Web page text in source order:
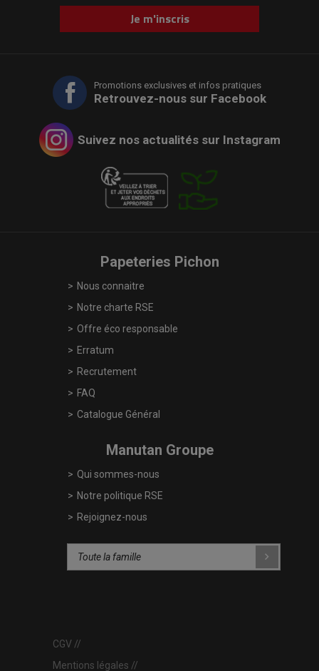
Je m'inscris
Promotions exclusives et infos pratiques
Retrouvez-nous sur Facebook
Suivez nos actualités sur Instagram
Papeteries Pichon
Nous connaitre
Notre charte RSE
Offre éco responsable
Erratum
Recrutement
FAQ
Catalogue Général
Manutan Groupe
Qui sommes-nous
Notre politique RSE
Rejoignez-nous
CGV
Mentions légales